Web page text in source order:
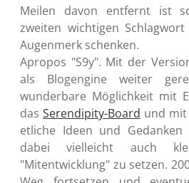
Meilen davon entfernt ist
zweiten wichtigen
Augenmerk schenken.
Apropos "S9y". Mit der
als Blogengine weiter
wunderbare Möglichkeit mit
das Serendipity-Board und mit
etliche Ideen und Gedanken
dabei vielleicht auch
"Mitentwicklung" zu setzen.